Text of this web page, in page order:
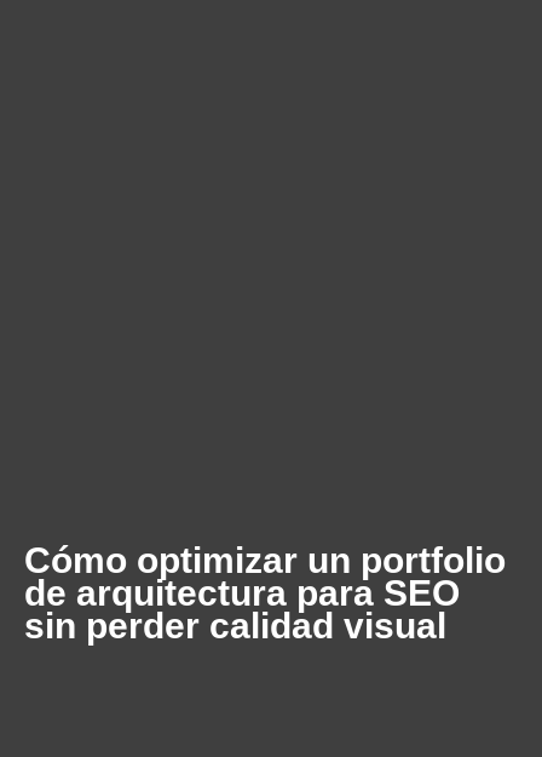
Cómo optimizar un portfolio
de arquitectura para SEO
sin perder calidad visual